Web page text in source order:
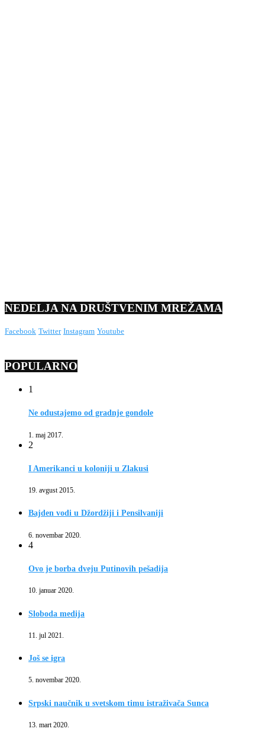
NEDELJA NA DRUŠTVENIM MREŽAMA
Facebook Twitter Instagram Youtube
POPULARNO
1
Ne odustajemo od gradnje gondole
1. maj 2017.
2
I Amerikanci u koloniji u Zlakusi
19. avgust 2015.
Bajden vodi u Džordžiji i Pensilvaniji
6. novembar 2020.
4
Ovo je borba dveju Putinovih pešadija
10. januar 2020.
Sloboda medija
11. jul 2021.
Još se igra
5. novembar 2020.
Srpski naučnik u svetskom timu istraživača Sunca
13. mart 2020.